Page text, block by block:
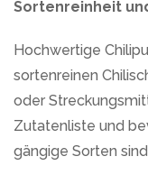
Sortenreinheit
Hochwertige
sortenreinen
oder
Zutatenliste und
gängige Sorten